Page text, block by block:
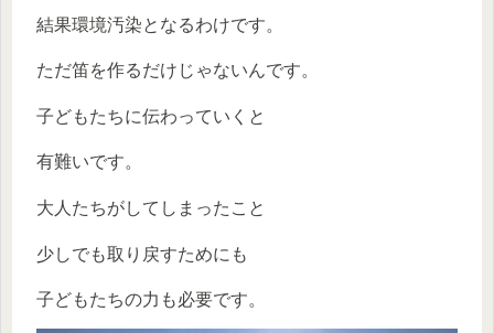
結果環境汚染となるわけです。
ただ笛を作るだけじゃないんです。
子どもたちに伝わっていくと
有難いです。
大人たちがしてしまったこと
少しでも取り戻すためにも
子どもたちの力も必要です。